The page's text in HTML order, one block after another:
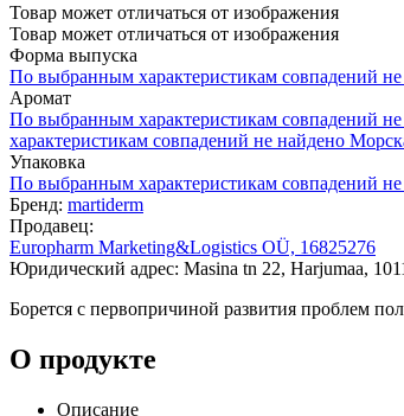
Товар может отличаться от изображения
Товар может отличаться от изображения
Форма выпуска
По выбранным характеристикам совпадений
Аромат
По выбранным характеристикам совпадений
характеристикам совпадений не найдено
Упаковка
По выбранным характеристикам совпадений
Бренд: martiderm
Продавец:
Europharm Marketing&Logistics OÜ, 16825276
Юридический адрес: Masina tn 22, Harjumaa,
Борется с первопричиной развития проблем
О продукте
Описание